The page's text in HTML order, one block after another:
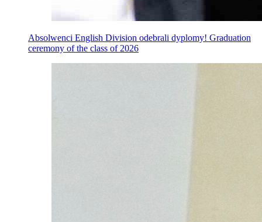
Absolwenci English Division odebrali dyplomy! Graduation
ceremony of the class of 2026